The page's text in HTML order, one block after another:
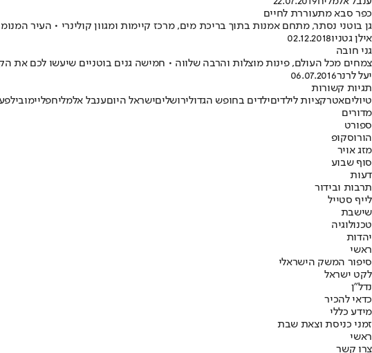
כפר סבא מתעוררת לחיים
גן בוטני נסתר, מתחם אמנות בתוך בריכת מים, מרכז קיימות ומגוון קולינרי • העיר
אילן גטניו02.12.2018
גני חובה
צמחים מכל העולם, פינות מוצלות והרבה שלווה • חמישה גנים בוטניים שיעשו לכם את
יעל לרנר06.07.2016
תגיות קשורות
טיוליםאטרקציות לילדיםילדים בחופש הגדולירושליםישראל היוםענבל אלמליחפליימוביל
מדורים
ספורט
הורוסקופ
מזג אויר
סוף שבוע
דעות
תרבות ובידור
לייף סטייל
שישבת
טכנולוגיה
יהדות
ראשי
סיפור המשק הישראלי
לקט ישראל
נדל"ן
כדאי להכיר
מידע כללי
זמני כניסת וצאת שבת
ראשי
צרו קשר